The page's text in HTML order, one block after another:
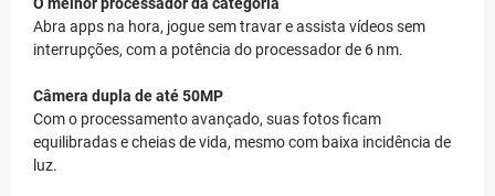
Abra apps na hora, jogue sem travar e assista vídeos sem
interrupções, com a potência do processador de 6 nm.
Câmera dupla de até 50MP
Com o processamento avançado, suas fotos ficam
equilibradas e cheias de vida, mesmo com baixa incidência de
luz.